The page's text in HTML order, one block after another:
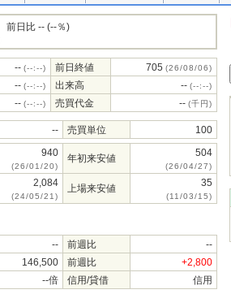
前日比 -- (--％)
-- (--:--) 前日終値 705 (26/08/06)
-- (--:--) 出来高 -- (--:--)
-- (--:--) 売買代金 -- (千円)
-- 売買単位 100
940
(26/01/20)
年初来安値 504
(26/04/27)
2,084
(24/05/21)
上場来安値 35
(11/03/15)
-- 前週比
--
146,500 前週比
+2,800
--倍 信用/貸借 信用